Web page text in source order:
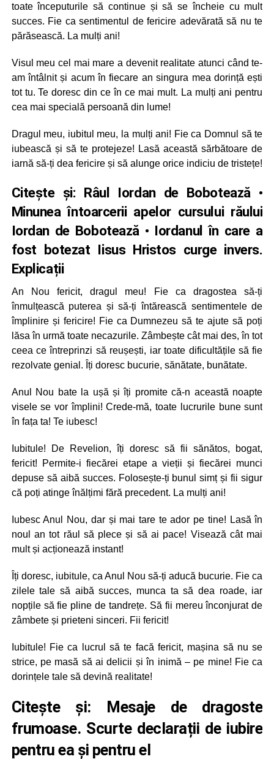
toate începuturile să continue și să se încheie cu mult
succes. Fie ca sentimentul de fericire adevărată să nu te
părăsească. La mulți ani!
Visul meu cel mai mare a devenit realitate atunci când te-
am întâlnit și acum în fiecare an singura mea dorință ești
tot tu. Te doresc din ce în ce mai mult. La mulți ani pentru
cea mai specială persoană din lume!
Dragul meu, iubitul meu, la mulți ani! Fie ca Domnul să te
iubească și să te protejeze! Lasă această sărbătoare de
iarnă să-ți dea fericire și să alunge orice indiciu de tristețe!
Citește și: Râul Iordan de Bobotează •
Minunea întoarcerii apelor cursului răului
Iordan de Bobotează • Iordanul în care a
fost botezat Iisus Hristos curge invers.
Explicații
An Nou fericit, dragul meu! Fie ca dragostea să-ți
înmulțească puterea și să-ți întărească sentimentele de
împlinire și fericire! Fie ca Dumnezeu să te ajute să poți
lăsa în urmă toate necazurile. Zâmbește cât mai des, în tot
ceea ce întreprinzi să reușești, iar toate dificultățile să fie
rezolvate genial. Îți doresc bucurie, sănătate, bunătate.
Anul Nou bate la ușă și îți promite că-n această noapte
visele se vor împlini! Crede-mă, toate lucrurile bune sunt
în fața ta! Te iubesc!
Iubitule! De Revelion, îți doresc să fii sănătos, bogat,
fericit! Permite-i fiecărei etape a vieții și fiecărei munci
depuse să aibă succes. Folosește-ți bunul simț și fii sigur
că poți atinge înălțimi fără precedent. La mulți ani!
Iubesc Anul Nou, dar și mai tare te ador pe tine! Lasă în
noul an tot răul să plece și să ai pace! Visează cât mai
mult și acționează instant!
Îți doresc, iubitule, ca Anul Nou să-ți aducă bucurie. Fie ca
zilele tale să aibă succes, munca ta să dea roade, iar
nopțile să fie pline de tandrețe. Să fii mereu înconjurat de
zâmbete și prieteni sinceri. Fii fericit!
Iubitule! Fie ca lucrul să te facă fericit, mașina să nu se
strice, pe masă să ai delicii și în inimă – pe mine! Fie ca
dorințele tale să devină realitate!
Citește și: Mesaje de dragoste
frumoase. Scurte declarații de iubire
pentru ea și pentru el